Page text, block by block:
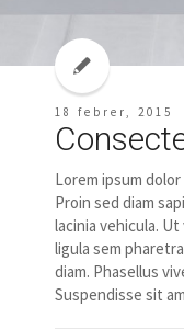
18 febrer, 2015
Lorem ipsum
Proin sed diam
lacinia vehicula.
ligula sem
diam. Phasellus
Suspendisse sit